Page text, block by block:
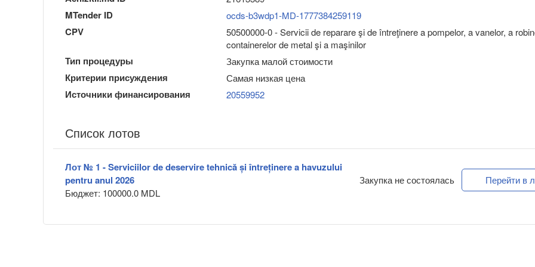
MTender ID ocds-b3wdp1-MD-1777384259119
CPV
50500000-0 - Servicii de reparare şi de întreţinere a pompelor, a vanelor, a
containerelor de metal şi a maşinilor
Тип процедуры Закупка малой стоимости
Критерии присуждения Самая низкая цена
Источники финансирования 20559952
Список лотов
Лот № 1 - Serviciilor de deservire tehnică și întreținere a havuzului
pentru anul 2026
Бюджет: 100000.0 MDL
Закупка не состоялась Перейти в